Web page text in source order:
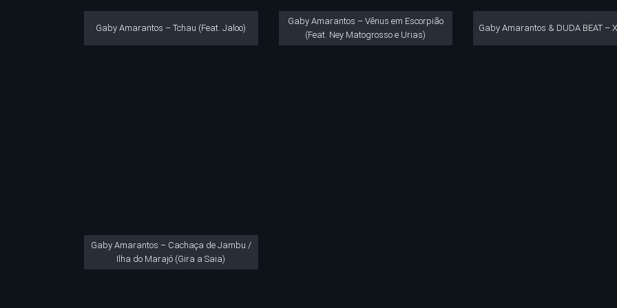
Gaby Amarantos – Tchau (Feat. Jaloo)
Gaby Amarantos – Vênus em Escorpião
(Feat. Ney Matogrosso e Urias)
Gaby Amarantos & DUDA BEAT –
Gaby Amarantos – Cachaça de Jambu /
Ilha do Marajó (Gira a Saia)